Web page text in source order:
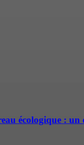
écologique : un